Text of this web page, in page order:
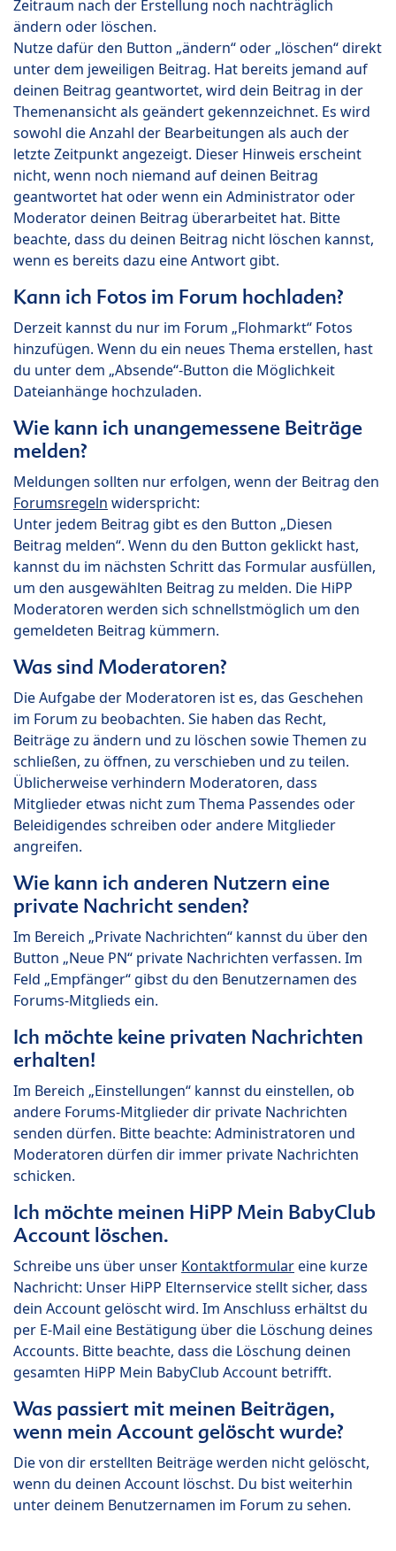
Zeitraum nach der Erstellung noch nachträglich
ändern oder löschen.
Nutze dafür den Button „ändern“ oder „löschen“ direkt
unter dem jeweiligen Beitrag. Hat bereits jemand auf
deinen Beitrag geantwortet, wird dein Beitrag in der
Themenansicht als geändert gekennzeichnet. Es wird
sowohl die Anzahl der Bearbeitungen als auch der
letzte Zeitpunkt angezeigt. Dieser Hinweis erscheint
nicht, wenn noch niemand auf deinen Beitrag
geantwortet hat oder wenn ein Administrator oder
Moderator deinen Beitrag überarbeitet hat. Bitte
beachte, dass du deinen Beitrag nicht löschen kannst,
wenn es bereits dazu eine Antwort gibt.
Kann ich Fotos im Forum hochladen?
Derzeit kannst du nur im Forum „Flohmarkt“ Fotos
hinzufügen. Wenn du ein neues Thema erstellen, hast
du unter dem „Absende“-Button die Möglichkeit
Dateianhänge hochzuladen.
Wie kann ich unangemessene Beiträge
melden?
Meldungen sollten nur erfolgen, wenn der Beitrag den
Forumsregeln widerspricht:
Unter jedem Beitrag gibt es den Button „Diesen
Beitrag melden“. Wenn du den Button geklickt hast,
kannst du im nächsten Schritt das Formular ausfüllen,
um den ausgewählten Beitrag zu melden. Die HiPP
Moderatoren werden sich schnellstmöglich um den
gemeldeten Beitrag kümmern.
Was sind Moderatoren?
Die Aufgabe der Moderatoren ist es, das Geschehen
im Forum zu beobachten. Sie haben das Recht,
Beiträge zu ändern und zu löschen sowie Themen zu
schließen, zu öffnen, zu verschieben und zu teilen.
Üblicherweise verhindern Moderatoren, dass
Mitglieder etwas nicht zum Thema Passendes oder
Beleidigendes schreiben oder andere Mitglieder
angreifen.
Wie kann ich anderen Nutzern eine
private Nachricht senden?
Im Bereich „Private Nachrichten“ kannst du über den
Button „Neue PN“ private Nachrichten verfassen. Im
Feld „Empfänger“ gibst du den Benutzernamen des
Forums-Mitglieds ein.
Ich möchte keine privaten Nachrichten
erhalten!
Im Bereich „Einstellungen“ kannst du einstellen, ob
andere Forums-Mitglieder dir private Nachrichten
senden dürfen. Bitte beachte: Administratoren und
Moderatoren dürfen dir immer private Nachrichten
schicken.
Ich möchte meinen HiPP Mein BabyClub
Account löschen.
Schreibe uns über unser Kontaktformulareine kurze
Nachricht: Unser HiPP Elternservice stellt sicher, dass
dein Account gelöscht wird. Im Anschluss erhältst du
per E-Mail eine Bestätigung über die Löschung deines
Accounts. Bitte beachte, dass die Löschung deinen
gesamten HiPP Mein BabyClub Account betrifft.
Was passiert mit meinen Beiträgen,
wenn mein Account gelöscht wurde?
Die von dir erstellten Beiträge werden nicht gelöscht,
wenn du deinen Account löschst. Du bist weiterhin
unter deinem Benutzernamen im Forum zu sehen.